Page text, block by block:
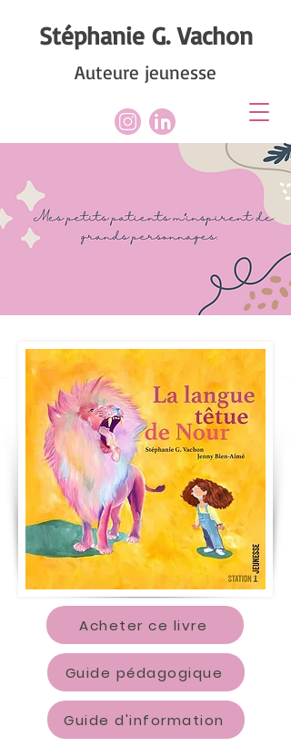
Stéphanie G. Vachon
Auteure jeunesse
Acheter ce livre
Guide pédagogique
Guide d'information